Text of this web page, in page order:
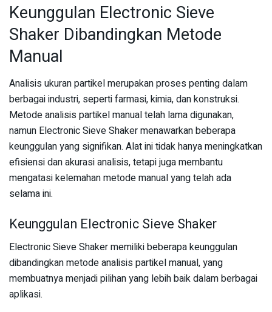
Keunggulan Electronic Sieve
Shaker Dibandingkan Metode
Manual
Analisis ukuran partikel merupakan proses penting dalam
berbagai industri, seperti farmasi, kimia, dan konstruksi.
Metode analisis partikel manual telah lama digunakan,
namun Electronic Sieve Shaker menawarkan beberapa
keunggulan yang signifikan. Alat ini tidak hanya meningkatkan
efisiensi dan akurasi analisis, tetapi juga membantu
mengatasi kelemahan metode manual yang telah ada
selama ini.
Keunggulan Electronic Sieve Shaker
Electronic Sieve Shaker memiliki beberapa keunggulan
dibandingkan metode analisis partikel manual, yang
membuatnya menjadi pilihan yang lebih baik dalam berbagai
aplikasi.